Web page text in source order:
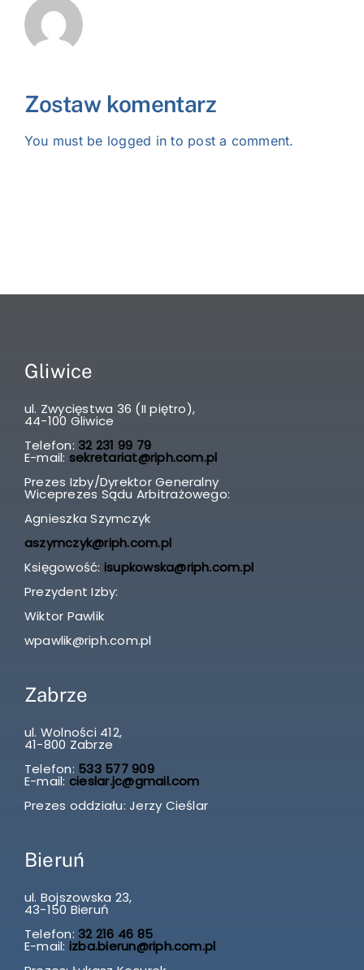
Zostaw komentarz
You must be logged in to post a comment.
Gliwice
ul. Zwycięstwa 36 (II piętro),
44-100 Gliwice
Telefon: 32 231 99 79
E-mail: sekretariat@riph.com.pl
Prezes Izby/Dyrektor Generalny
Wiceprezes Sądu Arbitrażowego:
Agnieszka Szymczyk
aszymczyk@riph.com.pl
Księgowość: isupkowska@riph.com.pl
Prezydent Izby:
Wiktor Pawlik
wpawlik@riph.com.pl
Zabrze
ul. Wolności 412,
41-800 Zabrze
Telefon: 533 577 909
E-mail: cieslar.jc@gmail.com
Prezes oddziału: Jerzy Cieślar
Bieruń
ul. Bojszowska 23,
43-150 Bieruń
Telefon: 32 216 46 85
E-mail: izba.bierun@riph.com.pl